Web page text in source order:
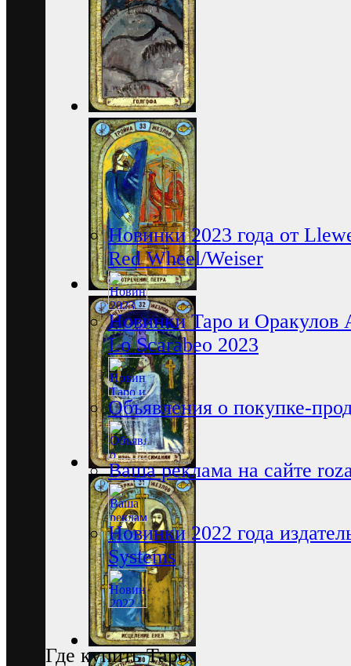
Новинки 2023 года от
Red Wheel/Weiser
Новинки Таро и
Lo Scarabeo 2023
Объявления о покупке-
Ваша реклама на сайте
Новинки 2022 года
Systems
Где купить Таро